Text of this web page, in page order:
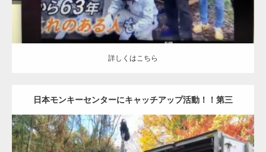
詳しくはこちら
日本モンキーセンターにキャッチアップ活動！！第三
弾！！